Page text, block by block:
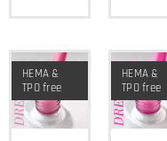
HEMA &
TPO free
HEMA &
TPO free